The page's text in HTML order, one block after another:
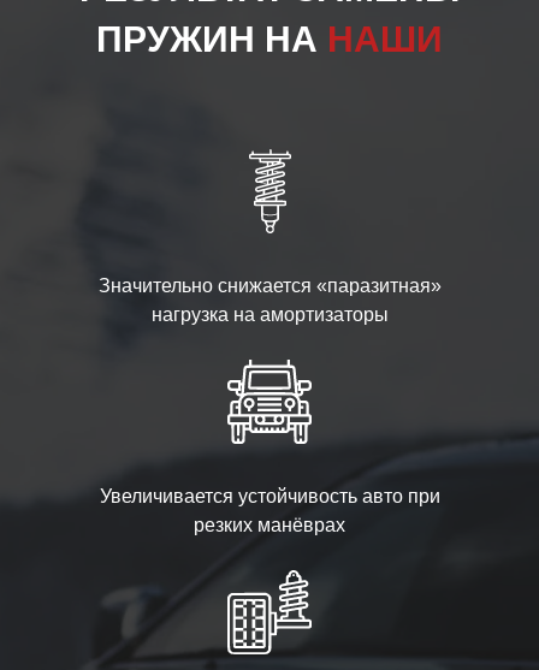
ПРУЖИН НА НАШИ
Значительно снижается «паразитная»
нагрузка на амортизаторы
Увеличивается устойчивость авто при
резких манёврах